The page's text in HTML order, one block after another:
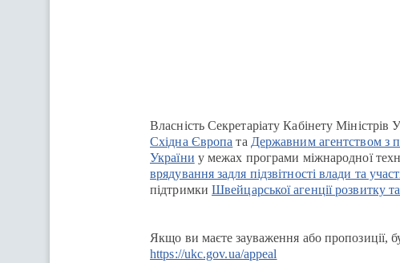
Власність Секретаріату Кабінету
Східна Європа та Державним агентством з
України у межах програми міжнародної
врядування задля підзвітності влади та
підтримки Швейцарської агенції розвитку
Якщо ви маєте зауваження або пропозиції,
https://ukc.gov.ua/appeal